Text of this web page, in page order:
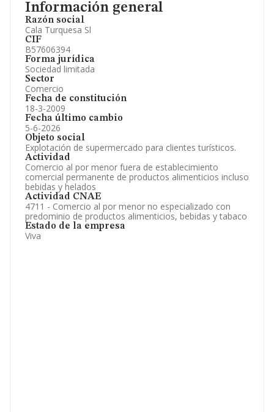
Información general
Razón social
Cala Turquesa Sl
CIF
B57606394
Forma jurídica
Sociedad limitada
Sector
Comercio
Fecha de constitución
18-3-2009
Fecha último cambio
5-6-2026
Objeto social
Explotación de supermercado para clientes turísticos.
Actividad
Comercio al por menor fuera de establecimiento
comercial permanente de productos alimenticios incluso
bebidas y helados
Actividad CNAE
4711 - Comercio al por menor no especializado con
predominio de productos alimenticios, bebidas y tabaco
Estado de la empresa
Viva